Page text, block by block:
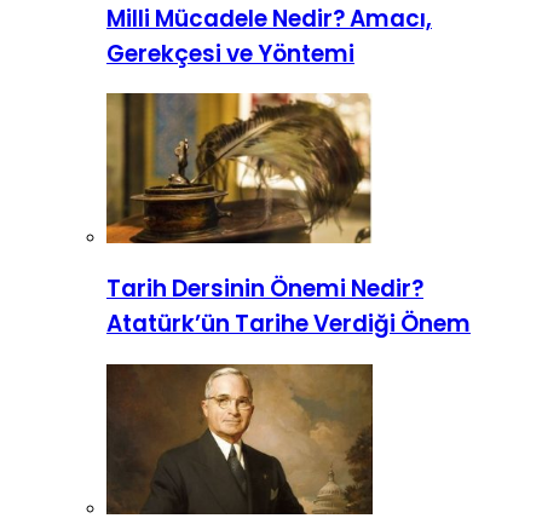
Milli Mücadele Nedir? Amacı,
Gerekçesi ve Yöntemi
Tarih Dersinin Önemi Nedir?
Atatürk’ün Tarihe Verdiği Önem